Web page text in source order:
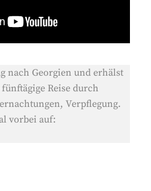
nach Georgien und erhälst
Reise durch
Verpflegung.
vorbei auf: